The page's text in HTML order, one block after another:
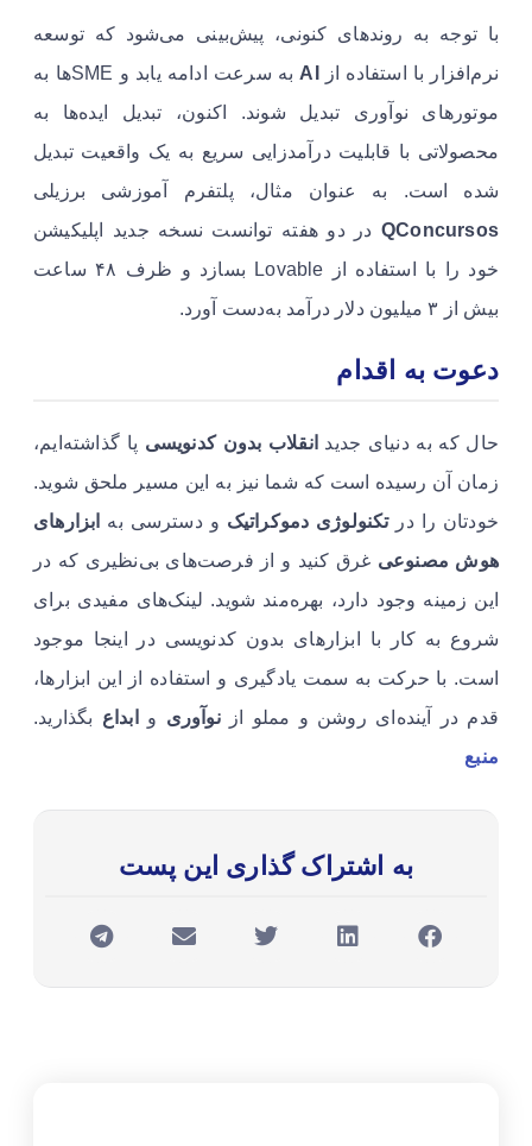
با توجه به روندهای کنونی، پیش‌بینی می‌شود که توسعه
نرم‌افزار با استفاده از
AI
به سرعت ادامه یابد و SMEها به
موتورهای نوآوری تبدیل شوند. اکنون، تبدیل ایده‌ها به
محصولاتی با قابلیت درآمدزایی سریع به یک واقعیت تبدیل
شده است. به عنوان مثال، پلتفرم آموزشی برزیلی
QConcursos در دو هفته توانست نسخه جدید اپلیکیشن
خود را با استفاده از Lovable بسازد و ظرف ۴۸ ساعت
بیش از ۳ میلیون دلار درآمد به‌دست آورد.
دعوت به اقدام
حال که به دنیای جدید انقلاب بدون کدنویسی پا گذاشته‌ایم،
زمان آن رسیده است که شما نیز به این مسیر ملحق شوید.
خودتان را درتکنولوژی دموکراتیک و دسترسی به
ابزارهای
هوش مصنوعی غرق کنید و از فرصت‌های بی‌نظیری که در
این زمینه وجود دارد، بهره‌مند شوید. لینک‌های مفیدی برای
شروع به کار با ابزارهای بدون کدنویسی در اینجا موجود
است. با حرکت به سمت یادگیری و استفاده از این ابزارها،
قدم در آینده‌ای روشن و مملو ازنوآوری و ابداع بگذارید.
منبع
به اشتراک گذاری این پست